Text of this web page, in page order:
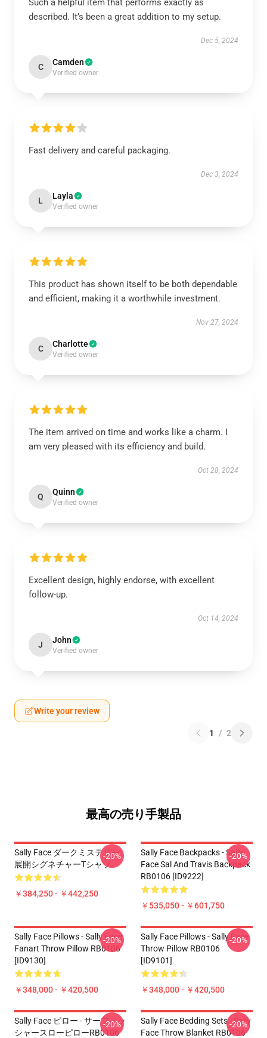
Such a helpful item that performs exactly as
described. It’s been a great addition to my setup.
Dec 5, 2024
C Camden
Verified owner
Fast delivery and careful packaging.
Dec 3, 2024
L Layla
Verified owner
This product has shown itself to be both dependable
and efficient, making it a worthwhile investment.
Nov 27, 2024
C Charlotte
Verified owner
The item arrived on time and works like a charm. I
am very pleased with its efficiency and build.
Oct 28, 2024
Q Quinn
Verified owner
Excellent design, highly endorse, with excellent
follow-up.
Oct 14, 2024
J John
Verified owner
Write your review
1 / 2
最高の売り手製品
Sally Face ダークミステリー
展開シグネチャーTシャツ
￥384,250 - ￥442,250
-20%
Sally Face Backpacks - Sally
Face Sal And Travis Backpack
RB0106 [ID9222]
￥535,050 - ￥601,750
-20%
Sally Face Pillows - Sally Face
Fanart Throw Pillow RB0106
[ID9130]
￥348,000 - ￥420,500
-20%
Sally Face Pillows - Sally Face
Throw Pillow RB0106
[ID9101]
￥348,000 - ￥420,500
-20%
Sally Face ピロー - サーフィッ
シャースローピローRB0106
-20%
Sally Face Bedding Sets - Sally
Face Throw Blanket RB0106
-20%